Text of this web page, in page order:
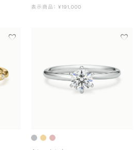
表示商品： ¥191,000